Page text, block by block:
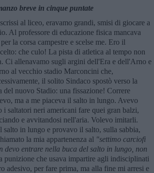
breve in cinque puntate
al liceo, eravamo grandi, smisi di giocare a
Al professore di educazione fisica mancava
la corsa campestre e scelse me. Ero il
che culo! La pista di atletica al tempo non
Ci allenavamo sugli argini dell'Era e dell'Arno e
al vecchio stadio Marconcini che,
il solito Sindaco spostò verso la
del nuovo Stadio: una fissazione! Correre
ma a me piaceva il salto in lungo. Avevo
i saltatori neri americani fare quei gran balzi,
e avvitandosi nell'aria. Volevo imitarli.
in lungo e provavo il salto, sulla sabbia,
la mia appartenenza al "settimo carciofi
devo entrare nella buca del salto in lungo, non
punizione che usava impartire agli indisciplinati
adesivo, per fare prima, ma alla fine mi arresi e